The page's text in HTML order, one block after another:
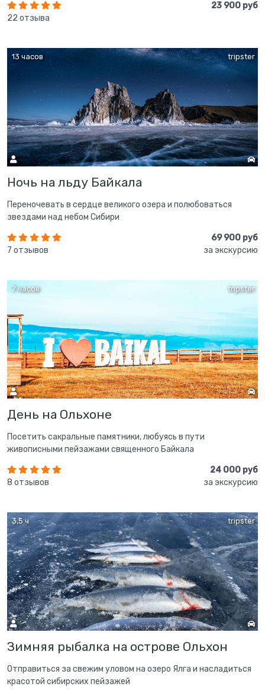
22 отзыва
23 900 руб
tripster
13 часов
Ночь на льду Байкала
Переночевать в сердце великого озера и полюбоваться
звездами над небом Сибири
7 отзывов
69 900 руб
за экскурсию
tripster
7 часов
День на Ольхоне
Посетить сакральные памятники, любуясь в пути
живописными пейзажами священного Байкала
8 отзывов
24 000 руб
за экскурсию
tripster
3,5 ч
Зимняя рыбалка на острове Ольхон
Отправиться за свежим уловом на озеро Ялга и насладиться
красотой сибирских пейзажей